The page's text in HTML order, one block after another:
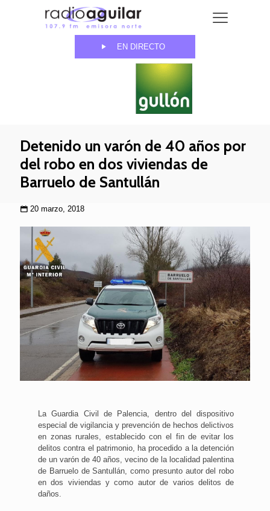
EN DIRECTO
Detenido un varón de 40 años por
del robo en dos viviendas de
Barruelo de Santullán
20 marzo, 2018
La Guardia Civil de Palencia, dentro del dispositivo
especial de vigilancia y prevención de hechos delictivos
en zonas rurales, establecido con el fin de evitar los
delitos contra el patrimonio, ha procedido a la detención
de un varón de 40 años, vecino de la localidad palentina
de Barruelo de Santullán, como presunto autor del robo
en dos viviendas y como autor de varios delitos de
daños.